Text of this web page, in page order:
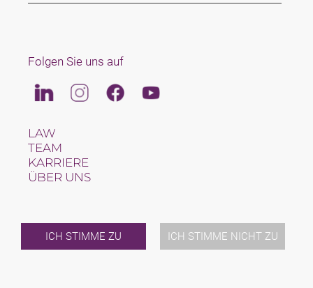
ICH STIMME ZU ICH STIMME NICHT ZU
Folgen Sie uns auf
LinkedinInstagramFacebookYoutube
LAW
TEAM
KARRIERE
ÜBER UNS
VERANSTALTUNGEN
KONTAKT